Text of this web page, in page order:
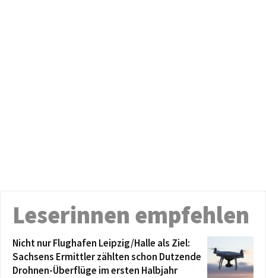
Leserinnen empfehlen
Nicht nur Flughafen Leipzig/Halle als Ziel:
Sachsens Ermittler zählten schon Dutzende
Drohnen-Überflüge im ersten Halbjahr